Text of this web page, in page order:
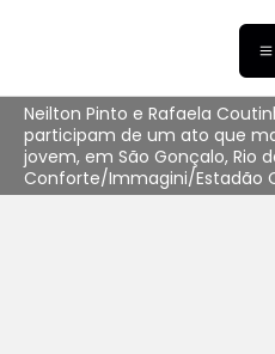
Neilton Pinto e Rafaela
participam de um ato que
jovem, em São Gonçalo, Rio
Conforte/Immagini/Estadão